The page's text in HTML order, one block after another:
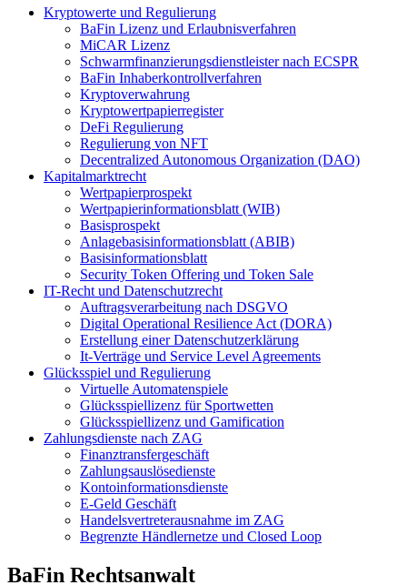
Kryptowerte und Regulierung
BaFin Lizenz und Erlaubnisverfahren
MiCAR Lizenz
Schwarmfinanzierungsdienstleister nach ECSPR
BaFin Inhaberkontrollverfahren
Kryptoverwahrung
Kryptowertpapierregister
DeFi Regulierung
Regulierung von NFT
Decentralized Autonomous Organization (DAO)
Kapitalmarktrecht
Wertpapierprospekt
Wertpapierinformationsblatt (WIB)
Basisprospekt
Anlagebasisinformationsblatt (ABIB)
Basisinformationsblatt
Security Token Offering und Token Sale
IT-Recht und Datenschutzrecht
Auftragsverarbeitung nach DSGVO
Digital Operational Resilience Act (DORA)
Erstellung einer Datenschutzerklärung
It-Verträge und Service Level Agreements
Glücksspiel und Regulierung
Virtuelle Automatenspiele
Glücksspiellizenz für Sportwetten
Glücksspiellizenz und Gamification
Zahlungsdienste nach ZAG
Finanztransfergeschäft
Zahlungsauslösedienste
Kontoinformationsdienste
E-Geld Geschäft
Handelsvertreterausnahme im ZAG
Begrenzte Händlernetze und Closed Loop
BaFin Rechtsanwalt